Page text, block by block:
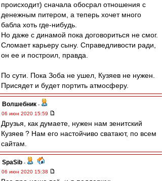
происходит) сначала обосрал отношения с
денежным питером, а теперь хочет много
бабла хоть где-нибудь.
Но даже с динамой пока договориться не смог.
Сломает карьеру сыну. Справедливости ради,
он ее и построил, правда.
По сути. Пока Зоба не ушел, Кузяев не нужен.
Присядет и будет портить атмосферу.
Волшебник -
06 июн 2020 15:59
Друзья, как думаете, нужен нам зенитский
Кузяев ? Нам его настойчиво сватают, по всем
сайтам.
SpaSib -
06 июн 2020 15:38